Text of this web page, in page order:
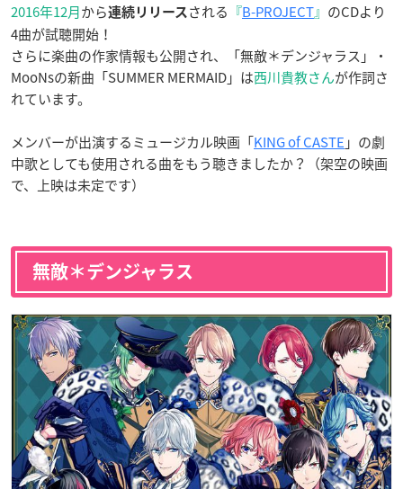
2016年12月から連続リリース される 『B-PROJECT』 のCDより
4曲が試聴開始！
さらに楽曲の作家情報も公開され、「無敵＊デンジャラス」・
MooNsの新曲「SUMMER MERMAID」は西川貴教さんが作詞さ
れています。
メンバーが出演するミュージカル映画「KING of CASTE 」の劇
中歌としても使用される曲をもう聴きましたか？（架空の映画
で、上映は未定です）
無敵＊デンジャラス